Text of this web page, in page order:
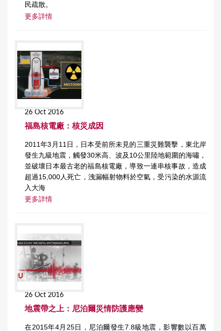
民疏散。
更多詳情
26 Oct 2016
福島核電廠：核災成因
2011年3月11日，日本受前所未見的三重災難襲擊，東北岸
發生九級地震，觸發30米高、波及10公里陸地範圍的海嘯，
並破壞日本最古老的福島核電廠，導致一連串核事故，造成
超過15,000人死亡，洩漏幅射物料於空氣，受污染的水源流
入大海
更多詳情
26 Oct 2016
地震帶之上：尼泊爾災情防護應變
在2015年4月25日，尼泊爾發生7.8級地震，影響數以百萬